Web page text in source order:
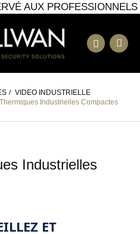
AUX PROFESSIONNELS
/ VIDEO INDUSTRIELLE
Industrielles Compactes
Industrielles
ET